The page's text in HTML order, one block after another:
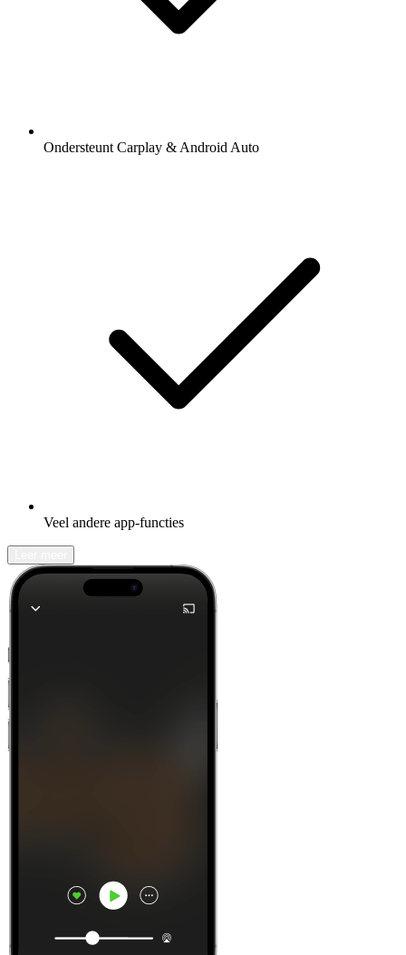
Ondersteunt Carplay & Android Auto
Veel andere app-functies